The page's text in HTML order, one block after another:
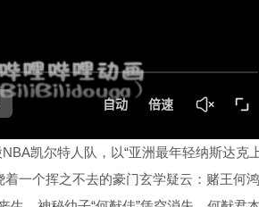
凯尔特人队，以“亚洲最年轻纳斯达克
一个挥之不去的豪门玄学疑云：赌王何鸿